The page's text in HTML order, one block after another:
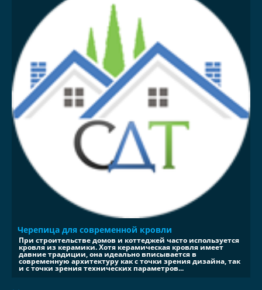
Черепица для современной кровли
При строительстве домов и коттеджей часто используется
кровля из керамики. Хотя керамическая кровля имеет
давние традиции, она идеально вписывается в
современную архитектуру как с точки зрения дизайна, так
и с точки зрения технических параметров...